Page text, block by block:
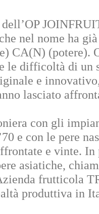
nel nome ha
CA(N) (potere).
le difficoltà di un
e
lasciato
con gli
e con le pere
e vinte.
asiatiche,
frutticola
produttiva in